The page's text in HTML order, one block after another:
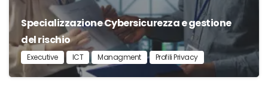
Specializzazione Cybersicurezza e gestione
del rischio
Executive ICT Managment Profili Privacy